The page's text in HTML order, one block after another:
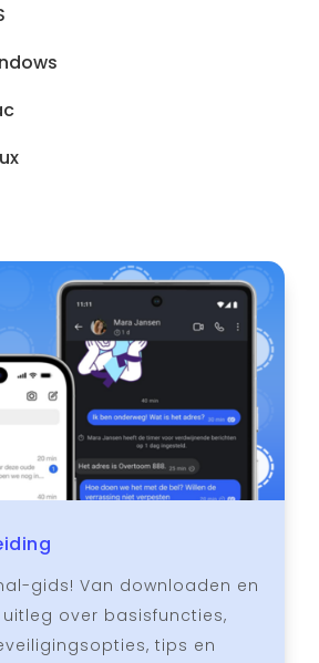
gids! Van downloaden en
over basisfuncties,
tips en